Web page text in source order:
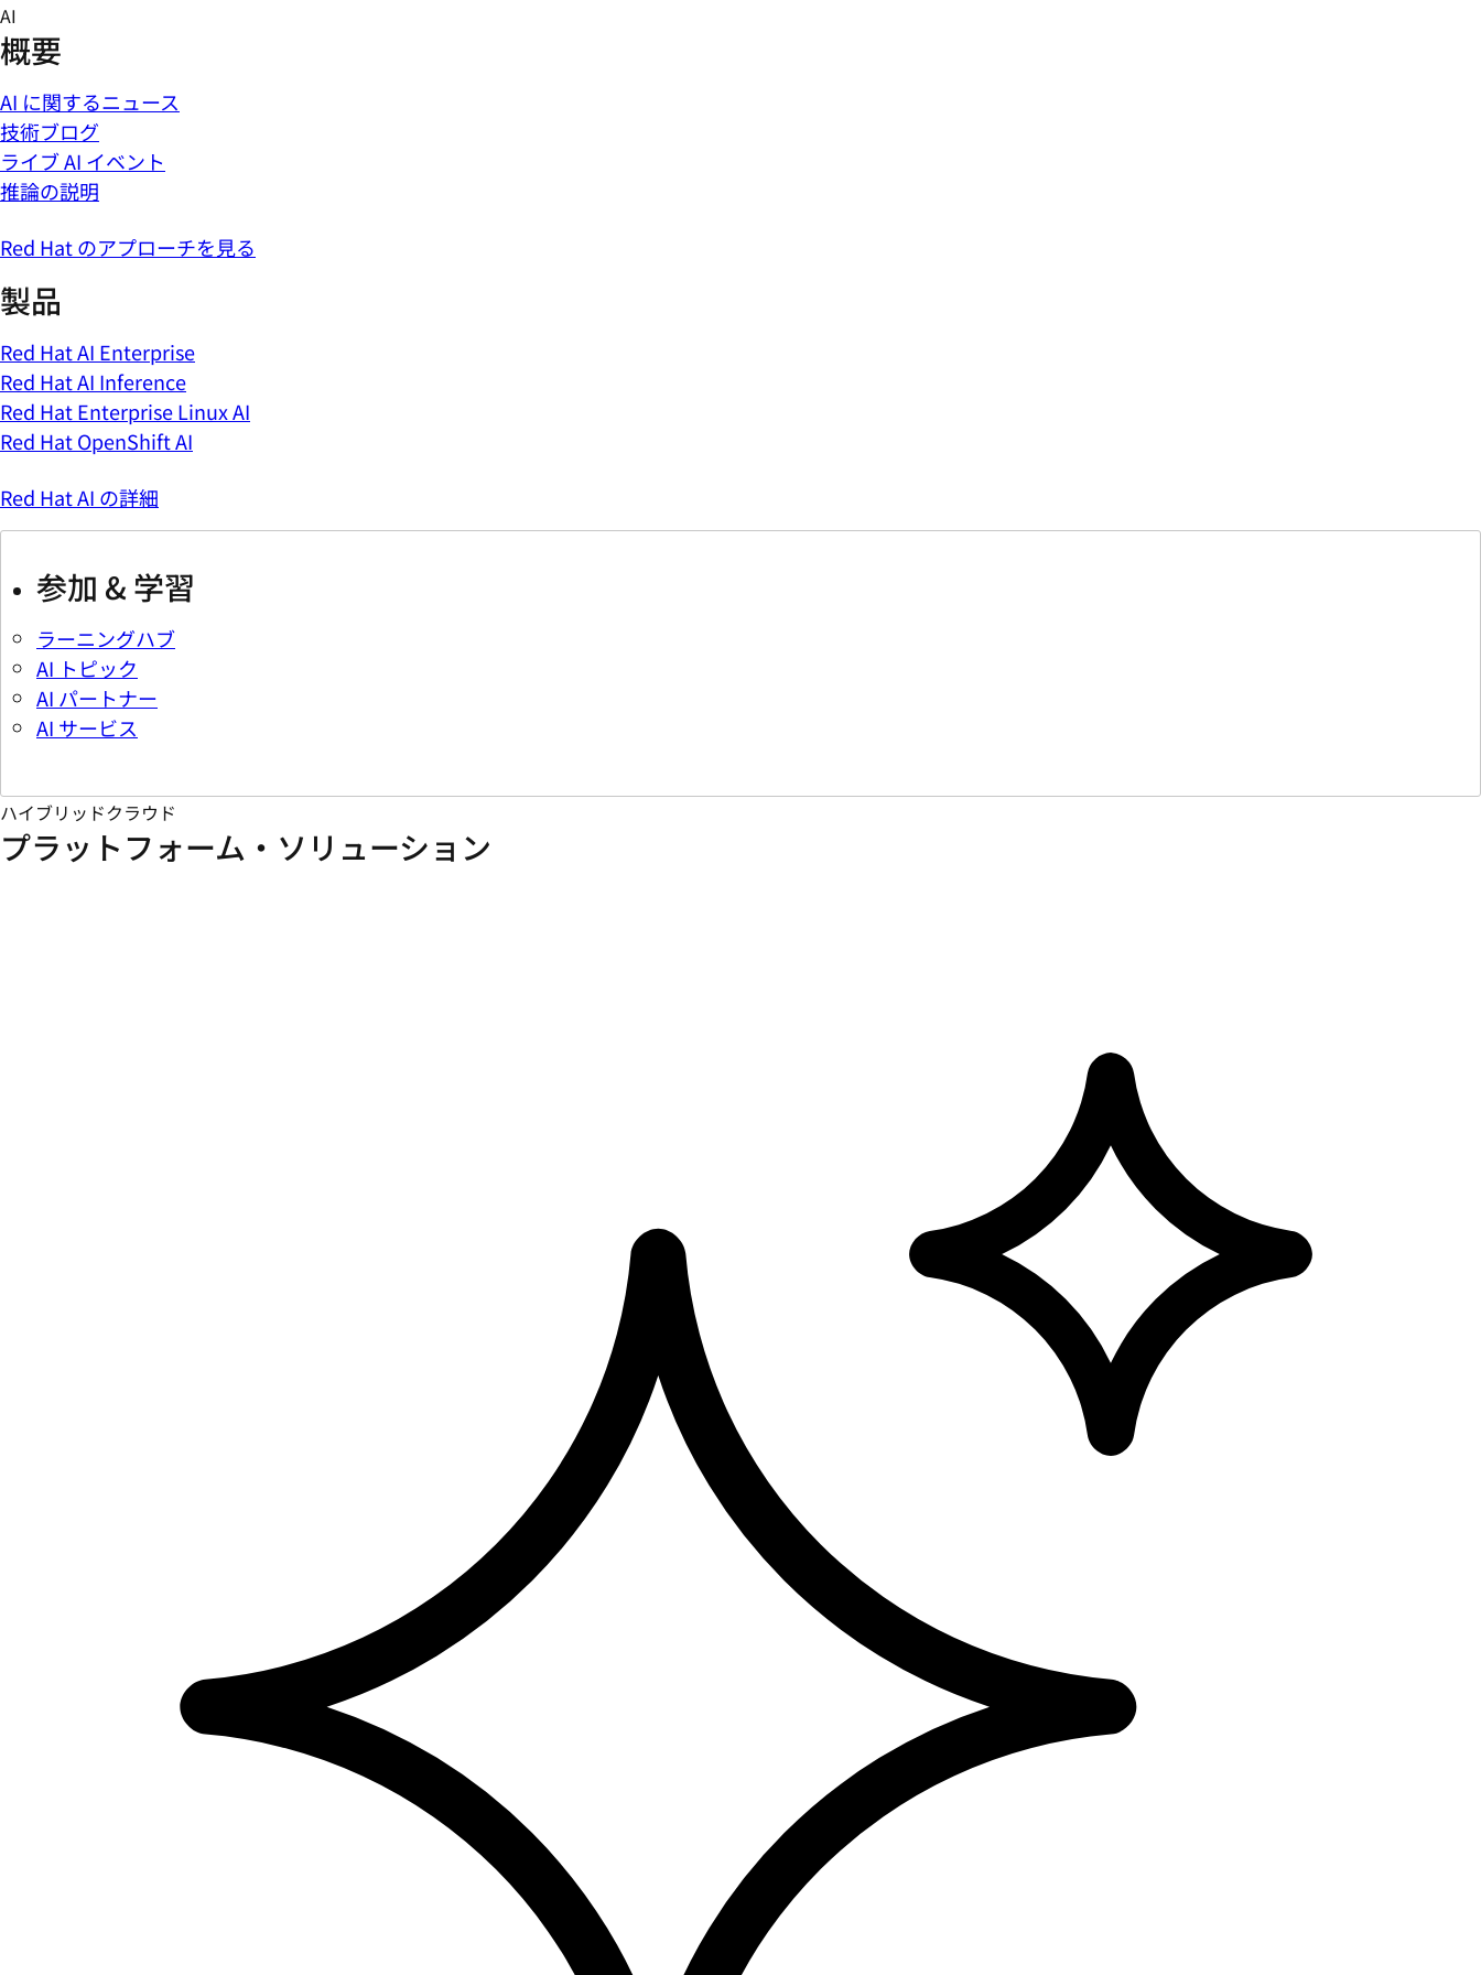
Skip
to
content
AI
概要
AI に関するニュース
技術ブログ
ライブ AI イベント
推論の説明
Red Hat のアプローチを見る
製品
Red Hat AI Enterprise
Red Hat AI Inference
Red Hat Enterprise Linux AI
Red Hat OpenShift AI
Red Hat AI の詳細
参加 & 学習
ラーニングハブ
AI トピック
AI パートナー
AI サービス
ハイブリッドクラウド
プラットフォーム・ソリューション